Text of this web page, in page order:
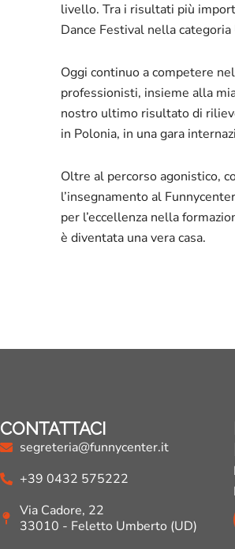
livello. Tra i risultati più
Dance Festival nella
Oggi continuo a competere
professionisti, insieme alla
nostro ultimo risultato di
in Polonia, in una gara
Oltre al percorso agonistico,
l’insegnamento al
per l’eccellenza nella
è diventata una vera casa.
CONTATTACI
segreteria@funnycenter.it
+39 0432 575222
Via Cadore, 22
33010 - Feletto Umberto (UD)